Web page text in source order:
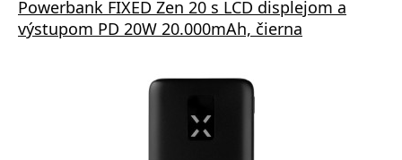
Powerbank FIXED Zen 20 s LCD displejom a
výstupom PD 20W 20.000mAh, čierna